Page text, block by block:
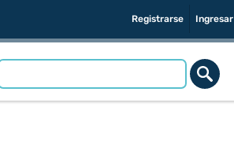
Registrarse Ingresar